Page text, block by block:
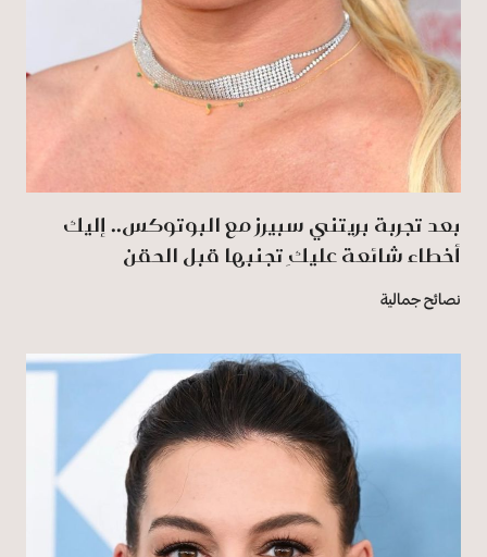
بعد تجربة بريتني سبيرز مع البوتوكس.. إليك
أخطاء شائعة عليكِ تجنبها قبل الحقن
نصائح جمالية